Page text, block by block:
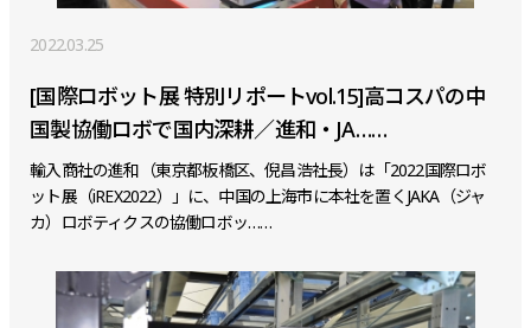
2022.03.25
[国際ロボット展 特別リポートvol.15]高コスパの中
国製協働ロボで国内深耕／進和・JA……
輸入商社の進和（東京都板橋区、倪昌浩社長）は「2022国際ロボ
ット展（iREX2022）」に、中国の上海市に本社を置くJAKA（ジャ
カ）ロボティクスの協働ロボッ……